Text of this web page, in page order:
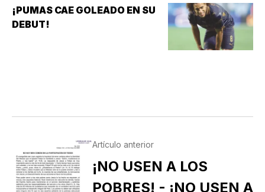
¡PUMAS CAE GOLEADO EN SU
DEBUT!
Artículo anterior
¡NO USEN A LOS
POBRES! - ¡NO USEN A